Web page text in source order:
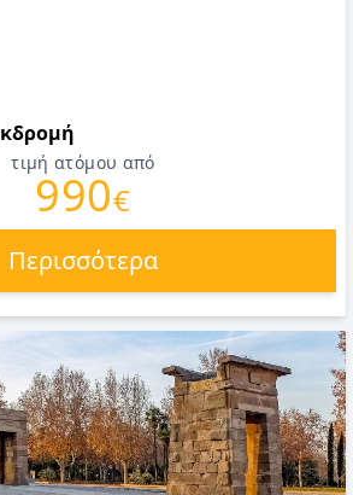
τιμή ατόμου από
990€
Περισσότερα